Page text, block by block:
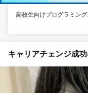
高校生向けプログラミン
キャリアチェンジ成